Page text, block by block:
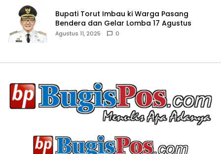
Bupati Torut Imbau ki Warga Pasang
Bendera dan Gelar Lomba 17 Agustus
Agustus 11, 2025 0